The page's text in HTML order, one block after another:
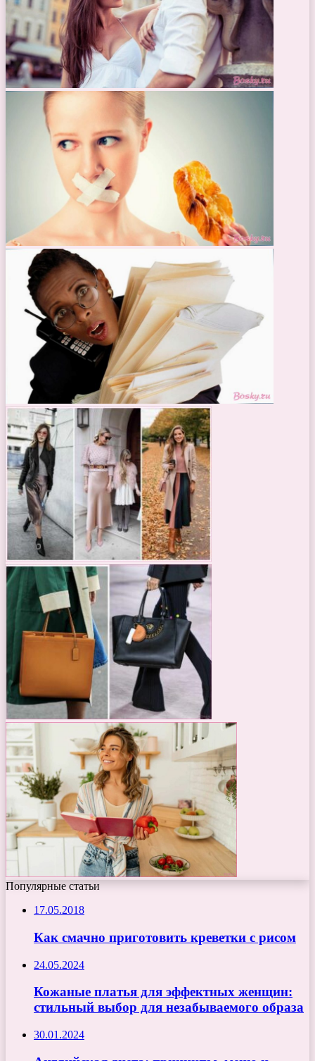
Популярные статьи
17.05.2018
Как смачно приготовить креветки с рисом
24.05.2024
Кожаные платья для эффектных женщин:
стильный выбор для незабываемого образа
30.01.2024